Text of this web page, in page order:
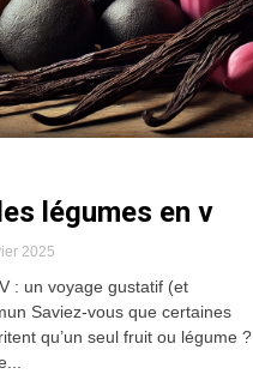
légumes en v
2025
: un voyage gustatif (et
Saviez-vous que certaines
qu’un seul fruit ou légume ?